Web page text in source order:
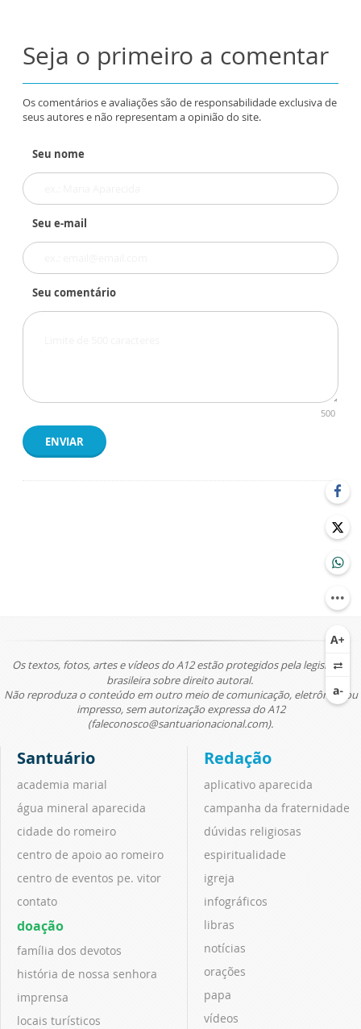
Seja o primeiro a comentar
Os comentários e avaliações são de responsabilidade exclusiva de
seus autores e não representam a opinião do site.
Seu nome
Seu e-mail
Seu comentário
500
ENVIAR
Os textos, fotos, artes e vídeos do A12 estão protegidos pela legislação
brasileira sobre direito autoral.
Não reproduza o conteúdo em outro meio de comunicação, eletrônico ou
impresso, sem autorização expressa do A12
(faleconosco@santuarionacional.com).
Santuário
academia marial
água mineral aparecida
cidade do romeiro
centro de apoio ao romeiro
centro de eventos pe. vitor
contato
doação
família dos devotos
história de nossa senhora
imprensa
locais turísticos
Redação
aplicativo aparecida
campanha da fraternidade
dúvidas religiosas
espiritualidade
igreja
infográficos
libras
notícias
orações
papa
vídeos